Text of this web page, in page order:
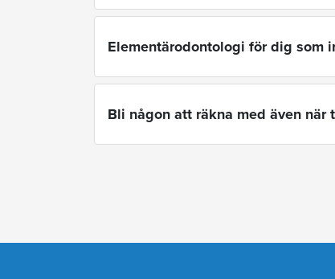
Elementärodontologi för dig som
Bli någon att räkna med även när